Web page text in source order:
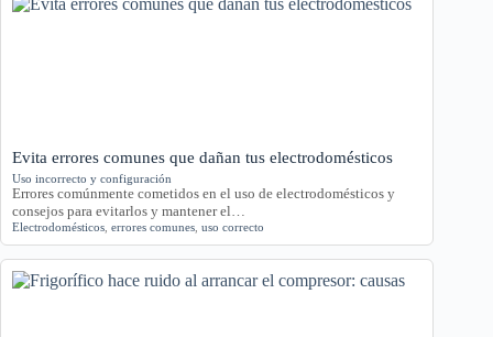
Evita errores comunes que dañan tus electrodomésticos
Uso incorrecto y configuración
Errores comúnmente cometidos en el uso de electrodomésticos y
consejos para evitarlos y mantener el…
Electrodomésticos errores comunes uso correcto